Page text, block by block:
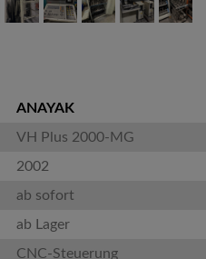
ANAYAK
VH Plus 2000-MG
2002
ab sofort
ab Lager
CNC-Steuerung